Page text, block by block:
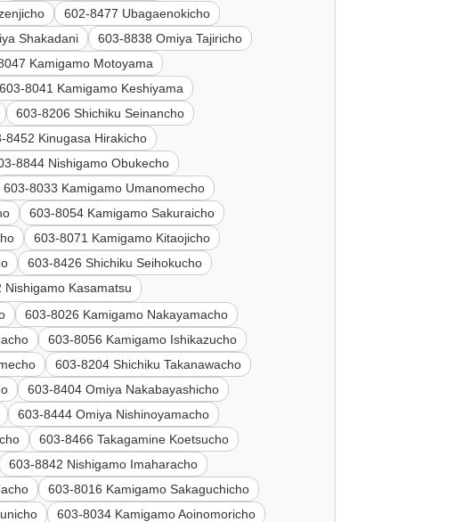
602-8477 Ubagaenokicho
Shakadani
603-8838 Omiya Tajiricho
Kamigamo Motoyama
603-8041 Kamigamo Keshiyama
603-8206 Shichiku Seinancho
8452 Kinugasa Hirakicho
8844 Nishigamo Obukecho
603-8033 Kamigamo Umanomecho
603-8054 Kamigamo Sakuraicho
603-8071 Kamigamo Kitaojicho
603-8426 Shichiku Seihokucho
Nishigamo Kasamatsu
603-8026 Kamigamo Nakayamacho
603-8056 Kamigamo Ishikazucho
603-8204 Shichiku Takanawacho
603-8404 Omiya Nakabayashicho
603-8444 Omiya Nishinoyamacho
603-8466 Takagamine Koetsucho
603-8842 Nishigamo Imaharacho
603-8016 Kamigamo Sakaguchicho
603-8034 Kamigamo Aoinomoricho